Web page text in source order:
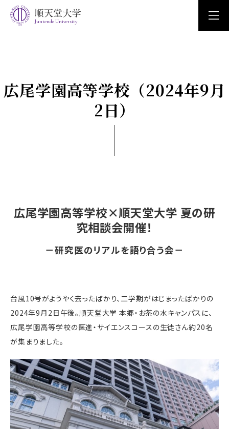
Juntendo University
広尾学園高等学校（2024年9月
2日）
広尾学園高等学校×順天堂大学 夏の研
究相談会開催！
－研究医のリアルを語り合う会－
台風10号がようやく去ったばかり、二学期がはじまったばかりの
2024年9月2日午後。順天堂大学 本郷・お茶の水キャンパスに、
広尾学園高等学校の医進・サイエンスコースの生徒さん約20名
が集まりました。